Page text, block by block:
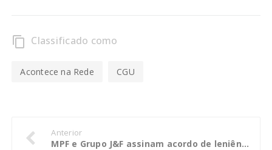
content_copy Classificado como
Acontece na Rede CGU
Anterior
MPF e Grupo J&F assinam acordo de leniência e holding terá de pagar R$ 10,3 bilhões